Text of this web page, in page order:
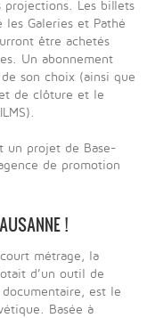
projections. Les billets
les Galeries et Pathé
être achetés
Un abonnement
de son choix (ainsi que
de clôture et le
un projet de Base-
de promotion
!
métrage, la
d’un outil de
est le
Basée à